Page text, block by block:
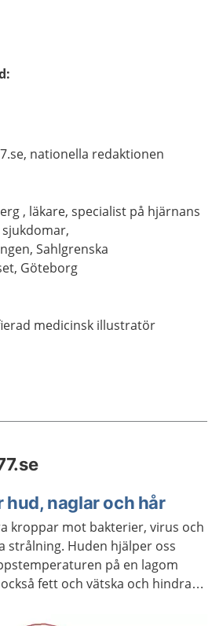
:
nationella redaktionen
, läkare, specialist på hjärnans
Sahlgrenska
Göteborg
medicinsk illustratör
hud, naglar och hår
kroppar mot bakterier, virus och
strålning. Huden hjälper oss
på en lagom
fett och vätska och hindrar